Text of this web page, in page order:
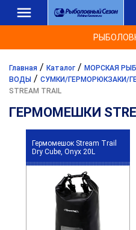
Главная / Каталог / МОРСКАЯ
ВОДЫ / СУМКИ/ГЕРМОРЮКЗАКИ/
STREAM TRAIL
ГЕРМОМЕШКИ
Гермомешок Stream Trail
Dry Cube, Onyx 20L